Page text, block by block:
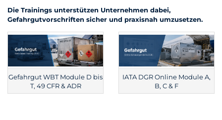
Die Trainings unterstützen Unternehmen dabei,
Gefahrgutvorschriften sicher und praxisnah umzusetzen.
Gefahrgut WBT Module D bis
T, 49 CFR & ADR
IATA DGR Online Module A,
B, C & F